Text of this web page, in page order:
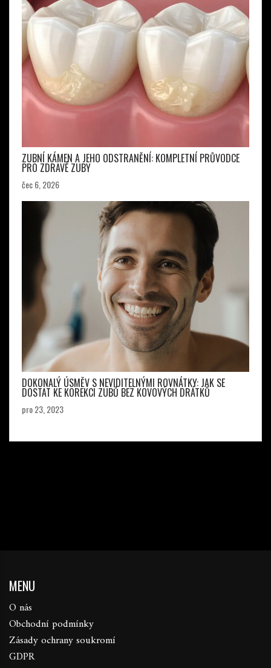
ZUBNÍ KÁMEN A JEHO ODSTRANĚNÍ: KOMPLETNÍ PRŮVODCE
PRO ZDRAVÉ ZUBY
čec 6, 2026
DOKONALÝ ÚSMĚV S NEVIDITELNÝMI ROVNÁTKY: JAK SE
DOSTAT KE KOREKCI ZUBŮ BEZ KOVOVÝCH DRÁTKŮ
pro 23, 2023
MENU
O nás
Obchodní podmínky
Zásady ochrany soukromí
GDPR